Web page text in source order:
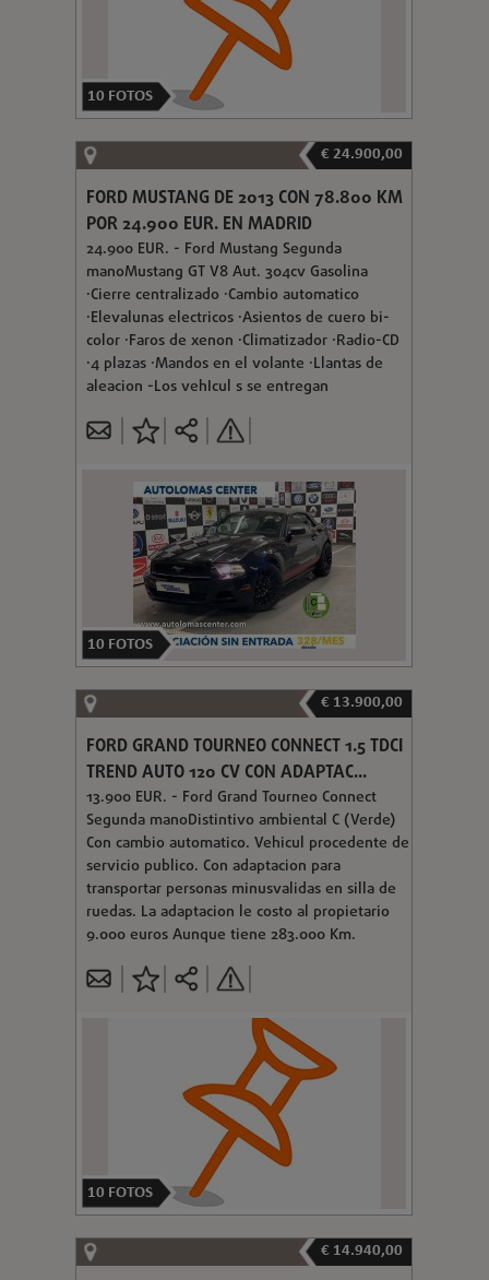
10 FOTOS
€ 24.900,00
FORD MUSTANG DE 2013 CON 78.800 KM
POR 24.900 EUR. EN MADRID
24.900 EUR. - Ford Mustang Segunda
manoMustang GT V8 Aut. 304cv Gasolina
·Cierre centralizado ·Cambio automatico
·Elevalunas electricos ·Asientos de cuero bi-
color ·Faros de xenon ·Climatizador ·Radio-CD
·4 plazas ·Mandos en el volante ·Llantas de
aleacion -Los vehIcul s se entregan
10 FOTOS
€ 13.900,00
FORD GRAND TOURNEO CONNECT 1.5 TDCI
TREND AUTO 120 CV CON ADAPTAC...
13.900 EUR. - Ford Grand Tourneo Connect
Segunda manoDistintivo ambiental C (Verde)
Con cambio automatico. Vehicul procedente de
servicio publico. Con adaptacion para
transportar personas minusvalidas en silla de
ruedas. La adaptacion le costo al propietario
9.000 euros Aunque tiene 283.000 Km.
10 FOTOS
€ 14.940,00